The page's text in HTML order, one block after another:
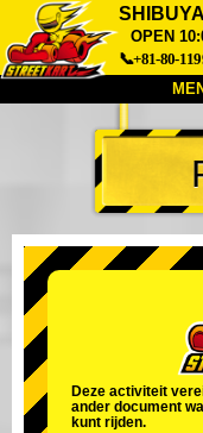
OPEN
📞+81-80-
Over Ons
Bereikbaarheid
Tokio Shinagawa
Tokio Akihabara#2
Tokio Shibuya
Deze activiteit
ander document
kunt rijden.